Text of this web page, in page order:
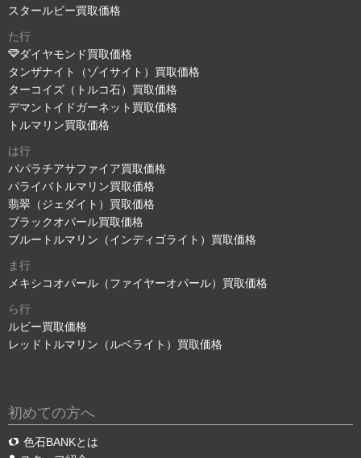
スタールビー買取価格
た行
ダイヤモンド買取価格
タンザナイト（ゾイサイト）買取価格
ターコイズ（トルコ石）買取価格
デマントイドガーネット買取価格
トルマリン買取価格
は行
パパラチアサファイア買取価格
パライバトルマリン買取価格
翡翠（ジェダイト）買取価格
ブラックオパール買取価格
ブルートルマリン（インディゴライト）買取価格
ま行
メキシコオパール（ファイヤーオパール）買取価格
ら行
ルビー買取価格
レッドトルマリン（ルベライト）買取価格
初めての方へ
色石BANKとは